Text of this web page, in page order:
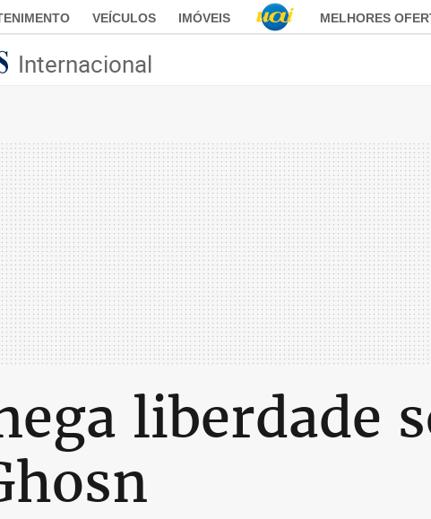
VEÍCULOS IMÓVEIS MELHORES
Internacional
liberdade